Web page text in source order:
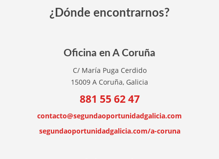
¿Dónde encontrarnos?
Oficina en A Coruña
C/ María Puga Cerdido
15009 A Coruña, Galicia
881 55 62 47
contacto@segundaoportunidadgalicia.com
segundaoportunidadgalicia.com/a-coruna